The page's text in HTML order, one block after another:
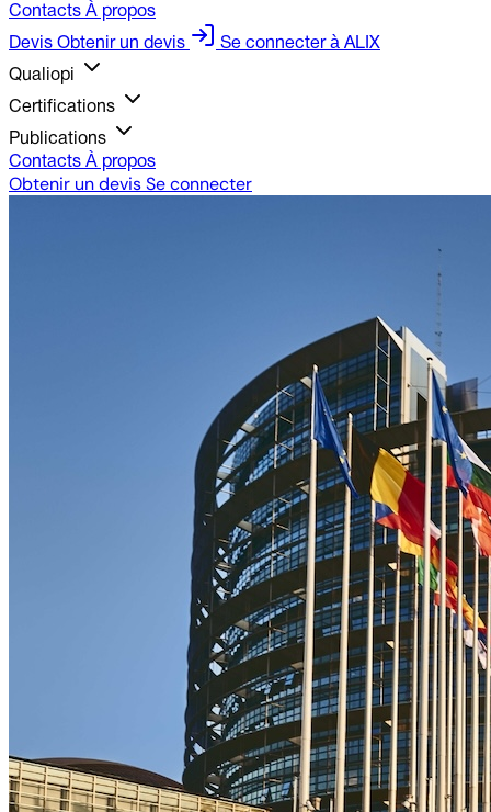
Contacts À propos
Devis Obtenir un devis Se connecter à ALIX
Qualiopi
Certifications
Publications
Contacts À propos
Obtenir un devisSe connecter